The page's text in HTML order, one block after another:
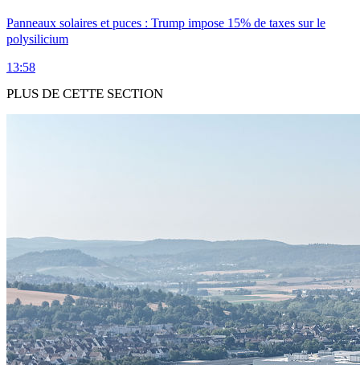
Panneaux solaires et puces : Trump impose 15% de taxes sur le
polysilicium
13:58
PLUS DE CETTE SECTION